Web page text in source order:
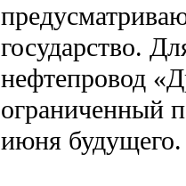
государство.
нефтепровод
ограниченный
июня будущего.